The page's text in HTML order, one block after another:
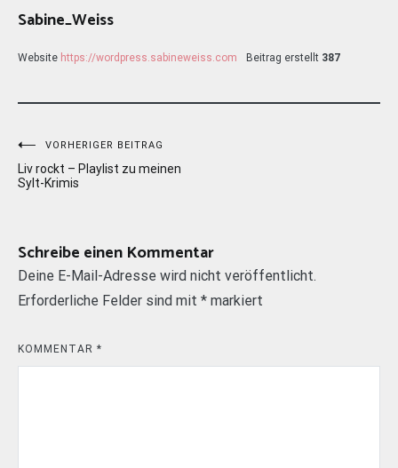
Sabine_Weiss
Website https://wordpress.sabineweiss.com Beitrag erstellt 387
Beitragsnavigation
VORHERIGER BEITRAG
Liv rockt – Playlist zu meinen
Sylt-Krimis
Schreibe einen Kommentar
Deine E-Mail-Adresse wird nicht veröffentlicht.
Erforderliche Felder sind mit * markiert
KOMMENTAR *